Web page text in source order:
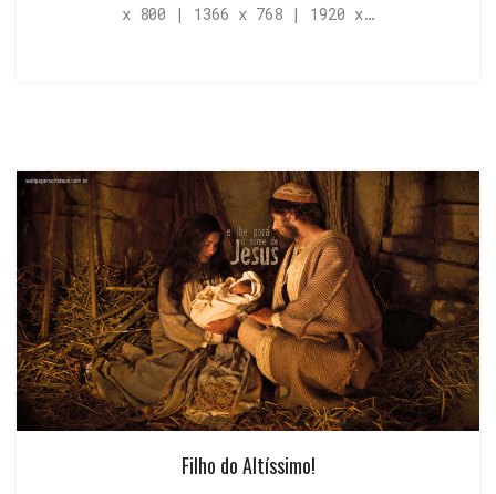
x 800 | 1366 x 768 | 1920 x…
Filho do Altíssimo!